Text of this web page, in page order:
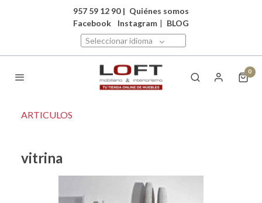
957 59 12 90 | Quiénes somos
Facebook
Instagram | BLOG
Seleccionar idioma
0
ARTICULOS
vitrina